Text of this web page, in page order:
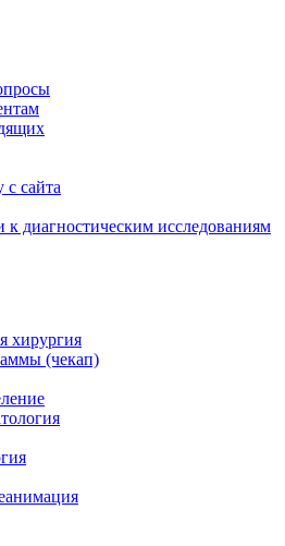
с сайта
к диагностическим исследованиям
хирургия
(чекап)